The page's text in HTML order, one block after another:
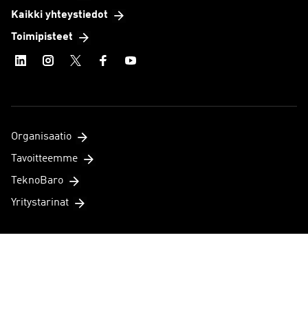
Kaikki yhteystiedot
Toimipisteet
Organisaatio
Tavoitteemme
TeknoBaro
Yritystarinat